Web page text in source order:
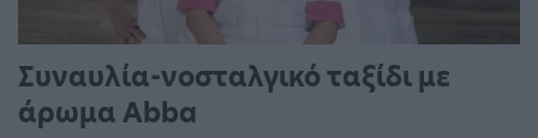
Συναυλία-νοσταλγικό ταξίδι με
άρωμα Abba